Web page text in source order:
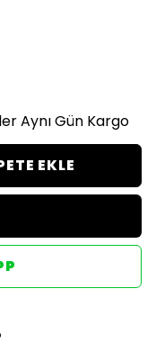
Aynı Gün Kargo
EKLE